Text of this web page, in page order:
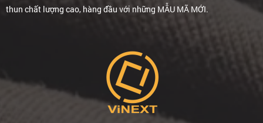
thun chất lượng cao, hàng đầu với những MẪU MÃ MỚI.